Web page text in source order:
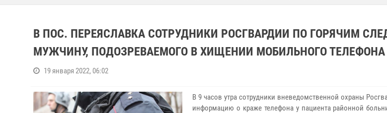
В ПОС. ПЕРЕЯСЛАВКА СОТРУДНИКИ РОСГВАРДИИ ПО ГОРЯЧИМ
МУЖЧИНУ, ПОДОЗРЕВАЕМОГО В ХИЩЕНИИ МОБИЛЬНОГО ТЕЛЕФОНА
19 января 2022, 06:02
В 9 часов утра сотрудники вневедомственной охраны
информацию о краже телефона у пациента районной